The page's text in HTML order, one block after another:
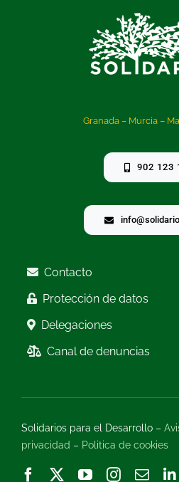
Granada – Murcia –
902 123
Contacto
Protección de datos
Delegaciones
Canal de denuncias
Solidarios para el Desarrollo –
privacidad – Politica de cookies